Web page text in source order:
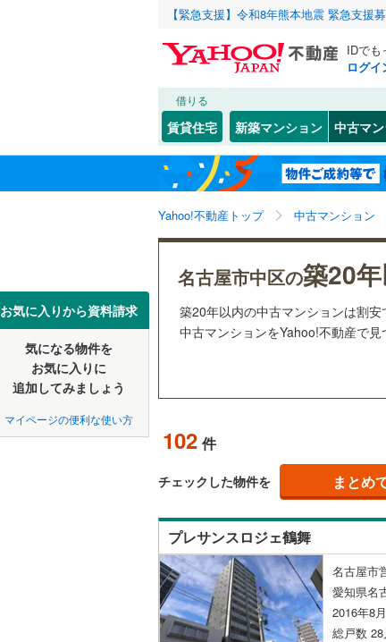
【緊急支援】令和8年熊本地震 緊急支援
IDでも
ログイ
借りる
賃貸住宅 新築マンション 中古マ
Yahoo!不動産トップ 中古マンション
お気に入りから資料請求
気になる物件を
お気に入りに
追加してみましょう
マイページの便利な使い方
名古屋市中区の築20
築20年以内の中古マンションは割
中古マンションをYahoo!不動産で見
102 件
チェックした物件を まとめ
プレサンスロジェ鶴舞
名古屋市
愛知県名
2016年8
総戸数
北海道 北海道
東北 青森
関東 東京
新潟
東海 愛知
中国 鳥取
四国
福岡
該当物件0件
名古屋市 千種区
西区(
昭和区
中川区
(
守山区
天白区
かの地域
刈谷市
稲沢市
大府市(
該当物件0件
葵(4)
大須(8)
栄 (16
千代田
(
( )
該当物件0件
JR 東海道
武豊線(
地下鉄 名古屋
私鉄・その他 愛知環
豊橋鉄
名鉄名
名鉄犬
該当物件0件
該当物件0件
こだわり条件 リフォー
リノベ
（4）
共用設備
宅配
トラ
駐車場
管理・管
配置、向
階下に
構造・規模
該当物件0件